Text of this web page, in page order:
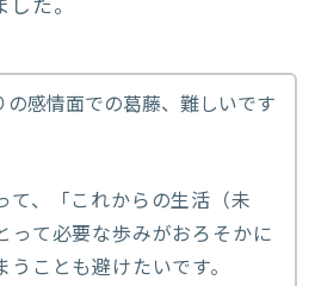
た。
の感情面での葛藤、難しいです
て、「これからの生活（未
って必要な歩みがおろそかに
うことも避けたいです。